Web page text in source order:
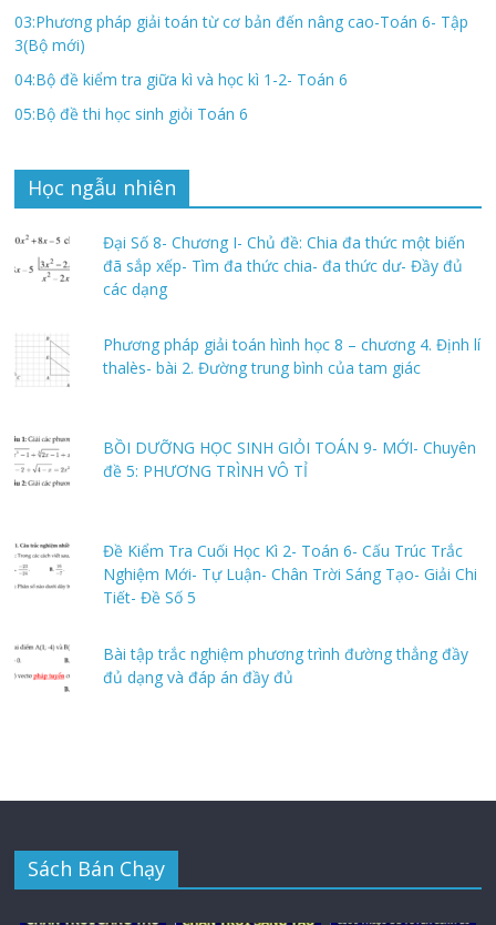
03:Phương pháp giải toán từ cơ bản đến nâng cao-Toán 6- Tập
3(Bộ mới)
04:Bộ đề kiểm tra giữa kì và học kì 1-2- Toán 6
05:Bộ đề thi học sinh giỏi Toán 6
Học ngẫu nhiên
Đại Số 8- Chương I- Chủ đề: Chia đa thức một biến
đã sắp xếp- Tìm đa thức chia- đa thức dư- Đầy đủ
các dạng
Phương pháp giải toán hình học 8 – chương 4. Định lí
thalès- bài 2. Đường trung bình của tam giác
BỒI DƯỠNG HỌC SINH GIỎI TOÁN 9- MỚI- Chuyên
đề 5: PHƯƠNG TRÌNH VÔ TỈ
Đề Kiểm Tra Cuối Học Kì 2- Toán 6- Cấu Trúc Trắc
Nghiệm Mới- Tự Luận- Chân Trời Sáng Tạo- Giải Chi
Tiết- Đề Số 5
Bài tập trắc nghiệm phương trình đường thẳng đầy
đủ dạng và đáp án đầy đủ
Sách Bán Chạy